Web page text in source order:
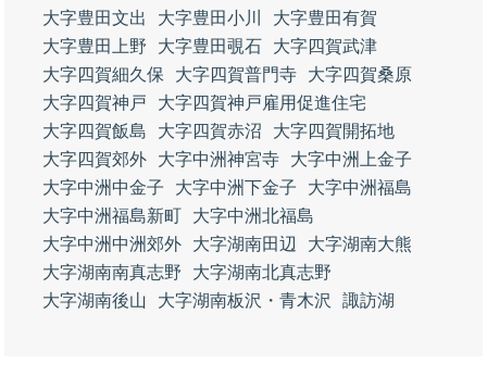
大字豊田文出
大字豊田小川
大字豊田有賀
大字豊田上野
大字豊田覗石
大字四賀武津
大字四賀細久保
大字四賀普門寺
大字四賀桑原
大字四賀神戸
大字四賀神戸雇用促進住宅
大字四賀飯島
大字四賀赤沼
大字四賀開拓地
大字四賀郊外
大字中洲神宮寺
大字中洲上金子
大字中洲中金子
大字中洲下金子
大字中洲福島
大字中洲福島新町
大字中洲北福島
大字中洲中洲郊外
大字湖南田辺
大字湖南大熊
大字湖南南真志野
大字湖南北真志野
大字湖南後山
大字湖南板沢・青木沢 諏訪湖